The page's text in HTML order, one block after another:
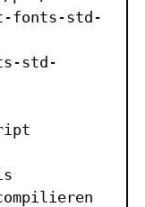
fonts-std-
std-